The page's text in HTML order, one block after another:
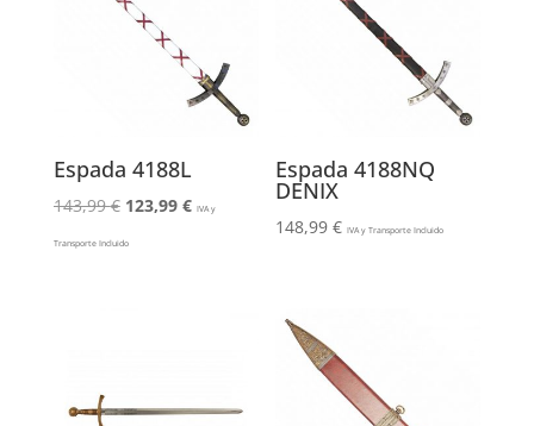
Espada 4188L
143,99€ El
precio
123,99 €ElIVA y
Transporte Incluido
Espada 4188NQ
DENIX
148,99€ IVA y Transporte Incluido